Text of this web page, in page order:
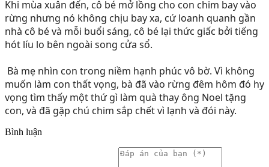
Khi mùa xuân đến, cô bé mở lồng cho con chim bay vào
rừng nhưng nó không chịu bay xa, cứ loanh quanh gần
nhà cô bé và mỗi buổi sáng, cô bé lại thức giấc bởi tiếng
hót líu lo bên ngoài song cửa sổ.
muốn làm con thất vọng, bà đã vào rừng đêm hôm đó hy
vọng tìm thấy một thứ gì làm quà thay ông Noel tặng
con, và đã gặp chú chim sắp chết vì lạnh và đói này.
Bình luận